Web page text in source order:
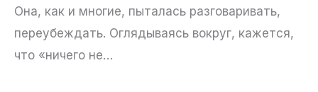
Она, как и многие, пыталась разговаривать,
переубеждать. Оглядываясь вокруг, кажется,
что «ничего не…